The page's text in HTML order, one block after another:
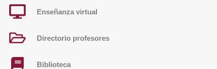
Enseñanza virtual
Directorio profesores
Biblioteca